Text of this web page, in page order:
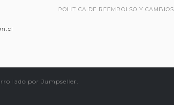
POLITICA DE REEMBOLSO Y CAMBIOS
por Jumpseller .